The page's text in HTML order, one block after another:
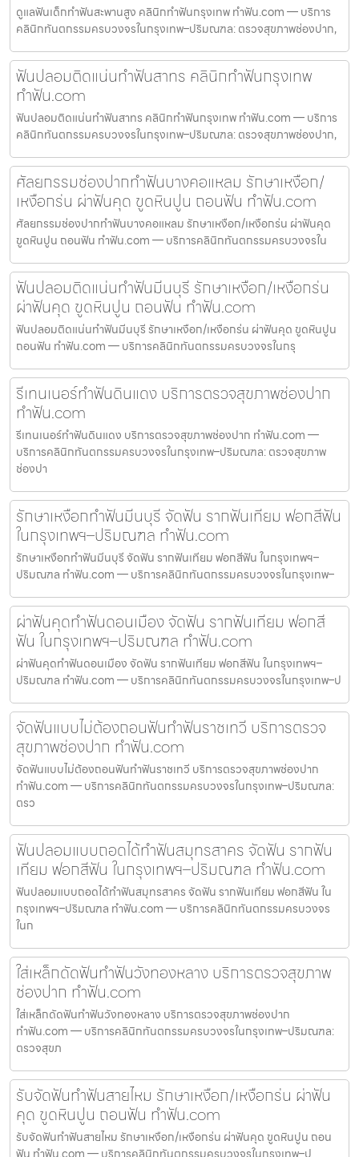
ดูแลฟันเด็กทำฟันสะพานสูง คลินิกทำฟันกรุงเทพ ทำฟัน.com — บริการ
คลินิกทันตกรรมครบวงจรในกรุงเทพ–ปริมณฑล: ตรวจสุขภาพช่องปาก,
ฟันปลอมติดแน่นทำฟันสาทร คลินิกทำฟันกรุงเทพ
ทำฟัน.com
ฟันปลอมติดแน่นทำฟันสาทร คลินิกทำฟันกรุงเทพ ทำฟัน.com — บริการ
คลินิกทันตกรรมครบวงจรในกรุงเทพ–ปริมณฑล: ตรวจสุขภาพช่องปาก,
ศัลยกรรมช่องปากทำฟันบางคอแหลม รักษาเหงือก/
เหงือกร่น ผ่าฟันคุด ขูดหินปูน ถอนฟัน ทำฟัน.com
ศัลยกรรมช่องปากทำฟันบางคอแหลม รักษาเหงือก/เหงือกร่น ผ่าฟันคุด
ขูดหินปูน ถอนฟัน ทำฟัน.com — บริการคลินิกทันตกรรมครบวงจรใน
ฟันปลอมติดแน่นทำฟันมีนบุรี รักษาเหงือก/เหงือกร่น
ผ่าฟันคุด ขูดหินปูน ถอนฟัน ทำฟัน.com
ฟันปลอมติดแน่นทำฟันมีนบุรี รักษาเหงือก/เหงือกร่น ผ่าฟันคุด ขูดหินปูน
ถอนฟัน ทำฟัน.com — บริการคลินิกทันตกรรมครบวงจรในกรุ
รีเทนเนอร์ทำฟันดินแดง บริการตรวจสุขภาพช่องปาก
ทำฟัน.com
รีเทนเนอร์ทำฟันดินแดง บริการตรวจสุขภาพช่องปาก ทำฟัน.com —
บริการคลินิกทันตกรรมครบวงจรในกรุงเทพ–ปริมณฑล: ตรวจสุขภาพ
ช่องปา
รักษาเหงือกทำฟันมีนบุรี จัดฟัน รากฟันเทียม ฟอกสีฟัน
ในกรุงเทพฯ–ปริมณฑล ทำฟัน.com
รักษาเหงือกทำฟันมีนบุรี จัดฟัน รากฟันเทียม ฟอกสีฟัน ในกรุงเทพฯ–
ปริมณฑล ทำฟัน.com — บริการคลินิกทันตกรรมครบวงจรในกรุงเทพ–
ผ่าฟันคุดทำฟันดอนเมือง จัดฟัน รากฟันเทียม ฟอกสี
ฟัน ในกรุงเทพฯ–ปริมณฑล ทำฟัน.com
ผ่าฟันคุดทำฟันดอนเมือง จัดฟัน รากฟันเทียม ฟอกสีฟัน ในกรุงเทพฯ–
ปริมณฑล ทำฟัน.com — บริการคลินิกทันตกรรมครบวงจรในกรุงเทพ–ป
จัดฟันแบบไม่ต้องถอนฟันทำฟันราชเทวี บริการตรวจ
สุขภาพช่องปาก ทำฟัน.com
จัดฟันแบบไม่ต้องถอนฟันทำฟันราชเทวี บริการตรวจสุขภาพช่องปาก
ทำฟัน.com — บริการคลินิกทันตกรรมครบวงจรในกรุงเทพ–ปริมณฑล:
ตรว
ฟันปลอมแบบถอดได้ทำฟันสมุทรสาคร จัดฟัน รากฟัน
เทียม ฟอกสีฟัน ในกรุงเทพฯ–ปริมณฑล ทำฟัน.com
ฟันปลอมแบบถอดได้ทำฟันสมุทรสาคร จัดฟัน รากฟันเทียม ฟอกสีฟัน ใน
กรุงเทพฯ–ปริมณฑล ทำฟัน.com — บริการคลินิกทันตกรรมครบวงจร
ในก
ใส่เหล็กดัดฟันทำฟันวังทองหลาง บริการตรวจสุขภาพ
ช่องปาก ทำฟัน.com
ใส่เหล็กดัดฟันทำฟันวังทองหลาง บริการตรวจสุขภาพช่องปาก
ทำฟัน.com — บริการคลินิกทันตกรรมครบวงจรในกรุงเทพ–ปริมณฑล:
ตรวจสุขภ
รับจัดฟันทำฟันสายไหม รักษาเหงือก/เหงือกร่น ผ่าฟัน
คุด ขูดหินปูน ถอนฟัน ทำฟัน.com
รับจัดฟันทำฟันสายไหม รักษาเหงือก/เหงือกร่น ผ่าฟันคุด ขูดหินปูน ถอน